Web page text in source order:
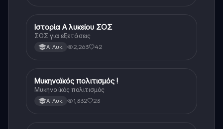
Ιστορία
Ιστορία Α λυκείου ΣΟΣ
ΣΟΣ για εξετάσεις
Α' Λυκ. 2,263 42
Ιστορία
Μυκηναϊκός πολιτισμός !
Μυκηναϊκός πολιτισμός
Α' Λυκ. 1,332 23